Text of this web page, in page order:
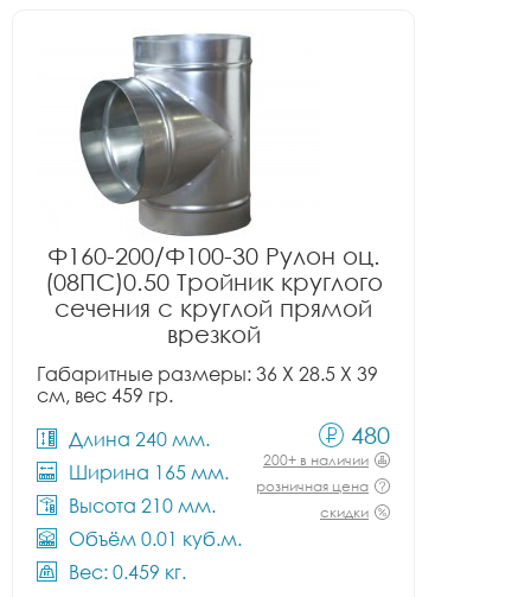
Ф160-200/Ф100-30 Рулон оц.
(08ПС)0.50 Тройник круглого
сечения с круглой прямой
врезкой
Габаритные размеры: 36 X 28.5 X 39
см, вес 459 гр.
Длина 240 мм.
Ширина 165 мм.
Высота 210 мм.
Объём 0.01 куб.м.
Вес: 0.459 кг.
480
200+ в наличии
розничная цена
скидки